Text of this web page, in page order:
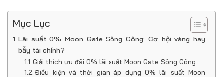
Mục Lục
Lãi suất 0% Moon Gate Sông Công: Cơ hội vàng hay
bẫy tài chính?
Giải thích ưu đãi 0% lãi suất Moon Gate Sông Công
Điều kiện và thời gian áp dụng 0% lãi suất Moon